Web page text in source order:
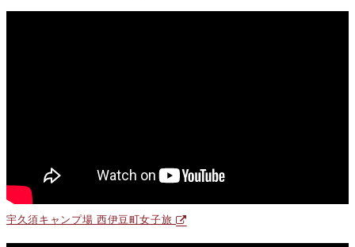
宇久須キャンプ場 西伊豆町女子旅